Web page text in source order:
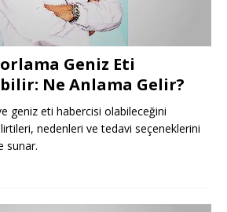
Geniz Eti
Ne Anlama Gelir?
geniz eti habercisi olabileceğini
nedenleri ve tedavi seçeneklerini
sunar.